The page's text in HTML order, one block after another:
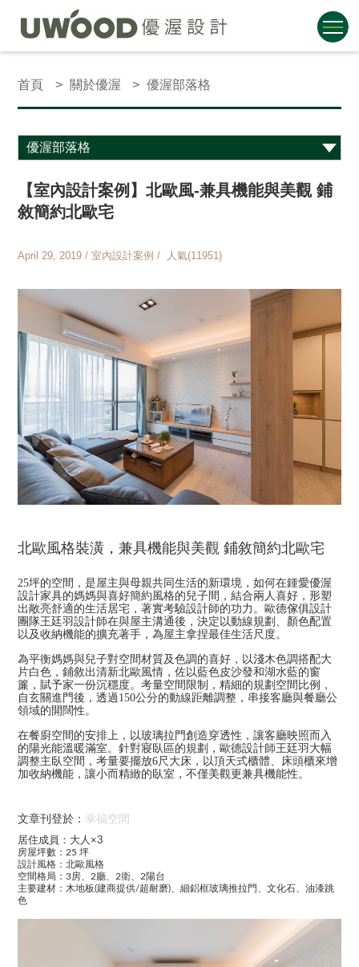
首頁 關於優渥 優渥部落格
【室內設計案例】北歐風-兼具機能與美觀 鋪
敘簡約北歐宅
April 29, 2019 / 室內設計案例 / 人氣(11951)
北歐風格裝潢，兼具機能與美觀 鋪敘簡約北歐宅
25坪的空間，是屋主與母親共同生活的新環境，如何在鍾愛優渥
設計家具的媽媽與喜好簡約風格的兒子間，結合兩人喜好，形塑
出敞亮舒適的生活居宅，著實考驗設計師的功力。歐德傢俱設計
團隊王廷羽設計師在與屋主溝通後，決定以動線規劃、顏色配置
以及收納機能的擴充著手，為屋主拿捏最佳生活尺度。
為平衡媽媽與兒子對空間材質及色調的喜好，以淺木色調搭配大
片白色，鋪敘出清新北歐風情，佐以藍色皮沙發和湖水藍的窗
簾，賦予家一份沉穩度。考量空間限制，精細的規劃空間比例，
自玄關進門後，透過150公分的動線距離調整，串接客廳與餐廳公
領域的開闊性。
在餐廚空間的安排上，以玻璃拉門創造穿透性，讓客廳映照而入
的陽光能溫暖滿室。針對寢臥區的規劃，歐德設計師王廷羽 大幅
調整主臥空間，考量要擺放6尺大床，以頂天式櫃體、床頭櫃來增
加收納機能，讓小而精緻的臥室，不僅美觀更兼具機能性。
文章刊登於：幸福空間
居住成員：大人×3
房屋坪數：25 坪
設計風格：北歐風格
空間格局：3房、2廳、2衛、2陽台
主要建材： 木地板(建商提供/超耐磨)、細鋁框玻璃推拉門、文化石、油漆跳
色